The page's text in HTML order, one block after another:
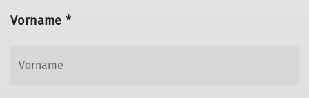
Vorname *